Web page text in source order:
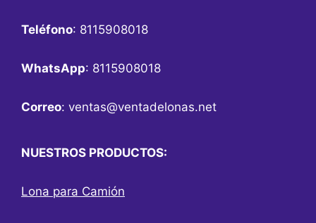
Teléfono: 8115908018
WhatsApp: 8115908018
Correo: ventas@ventadelonas.net
NUESTROS PRODUCTOS:
Lona para Camión